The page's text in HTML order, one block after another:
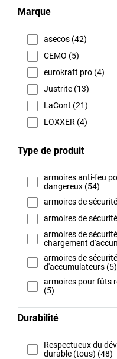
Marque
asecos (42)
CEMO (5)
eurokraft pro (4)
Justrite (13)
LaCont (21)
LOXXER (4)
Type de produit
armoires anti-feu
dangereux (54)
armoires de
armoires de
armoires de
chargement
armoires de
d'accumulateurs (5)
armoires pour fûts
(5)
Durabilité
Respectueux du
durable (tous) (48)